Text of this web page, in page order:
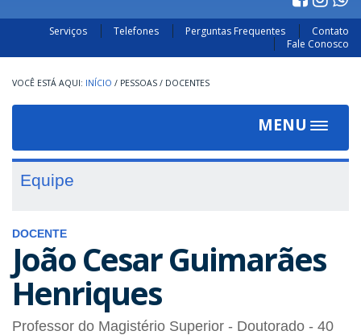
Serviços Telefones Perguntas Frequentes
Contato
Fale Conosco
INÍCIO / PESSOAS / DOCENTES
MENU
Toggle
Equipe
DOCENTE
João Cesar Guimarães
Henriques
Professor do Magistério Superior - Doutorado - 40